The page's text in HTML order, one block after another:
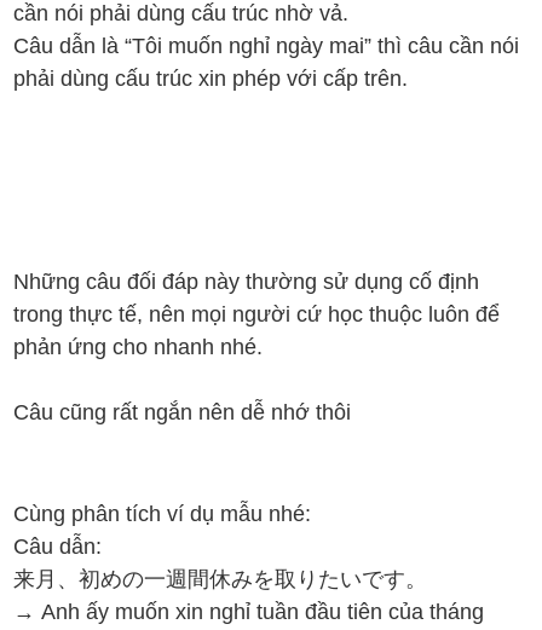
cần nói phải dùng cấu trúc nhờ vả.
Câu dẫn là “Tôi muốn nghỉ ngày mai” thì câu cần nói
phải dùng cấu trúc xin phép với cấp trên.
Những câu đối đáp này thường sử dụng cố định
trong thực tế, nên mọi người cứ học thuộc luôn để
phản ứng cho nhanh nhé.
Câu cũng rất ngắn nên dễ nhớ thôi
Cùng phân tích ví dụ mẫu nhé:
Câu dẫn:
来月、初めの一週間休みを取りたいです。
→ Anh ấy muốn xin nghỉ tuần đầu tiên của tháng